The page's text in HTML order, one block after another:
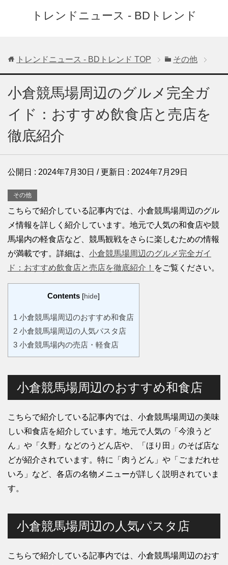
トレンドニュース - BDトレンド
トレンドニュース - BDトレンド TOP その他
小倉競馬場周辺のグルメ完全ガ
イド：おすすめ飲食店と売店を
徹底紹介
公開日 : 2024年7月30日 / 更新日 : 2024年7月29日
その他
こちらで紹介している記事内では、小倉競馬場周辺のグル
メ情報を詳しく紹介しています。地元で人気の和食店や競
馬場内の軽食店など、競馬観戦をさらに楽しむための情報
が満載です。詳細は、 小倉競馬場周辺のグルメ完全ガイ
ド：おすすめ飲食店と売店を徹底紹介！ をご覧ください。
Contents [hide]
1 小倉競馬場周辺のおすすめ和食店
2 小倉競馬場周辺の人気パスタ店
3 小倉競馬場内の売店・軽食店
小倉競馬場周辺のおすすめ和食店
こちらで紹介している記事内では、小倉競馬場周辺の美味
しい和食店を紹介しています。地元で人気の「今浪うど
ん」や「久野」などのうどん店や、「ほり田」のそば店な
どが紹介されています。特に「肉うどん」や「ごまだれせ
いろ」など、各店の名物メニューが詳しく説明されていま
す。
小倉競馬場周辺の人気パスタ店
こちらで紹介している記事内では、小倉競馬場周辺のおす